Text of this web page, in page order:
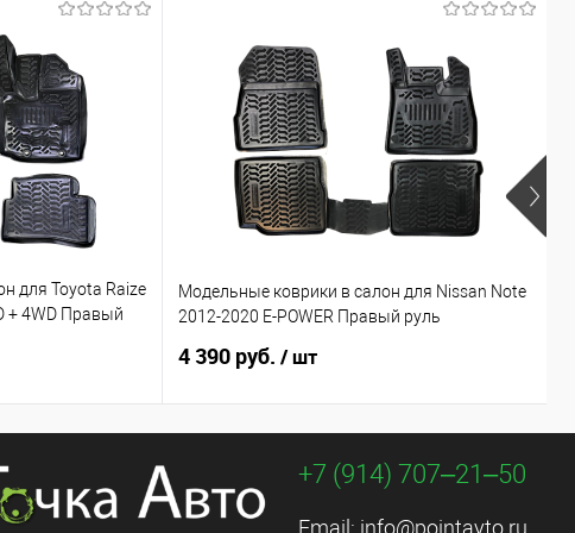
для Toyota Raize
+ 4WD Правый
Модельные коврики в салон для Nissan Note
2012-2020 E-POWER Правый руль
4 390 руб. / шт
+7 (914) 707‒21‒50
Email: info@pointavto.ru